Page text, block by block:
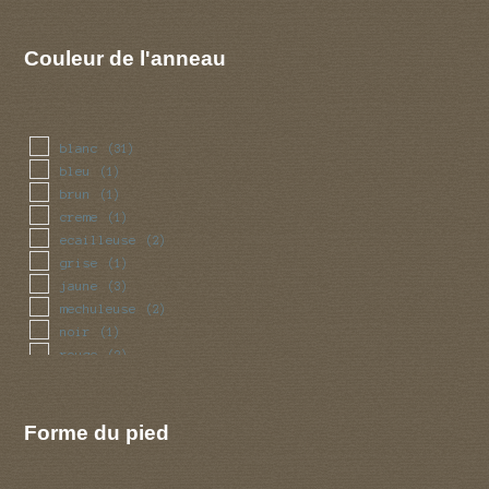
Couleur de l'anneau
blanc (31)
bleu (1)
brun (1)
creme (1)
ecailleuse (2)
grise (1)
jaune (3)
mechuleuse (2)
noir (1)
rouge (2)
Forme du pied